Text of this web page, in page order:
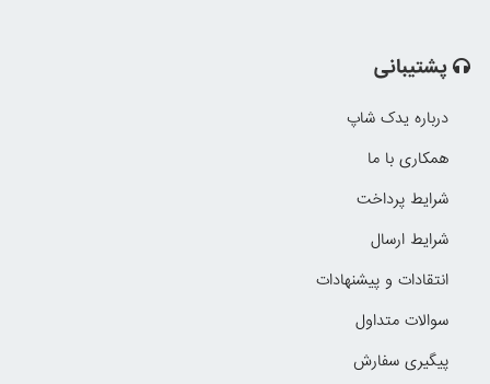
پشتیبانی
درباره یدک شاپ
همکاری با ما
شرایط پرداخت
شرایط ارسال
انتقادات و پیشنهادات
سوالات متداول
پیگیری سفارش